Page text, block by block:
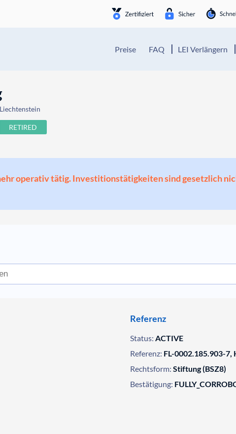
Preise FAQ LEI Verlängern
RETIRED
operativ tätig. Investitionstätigkeiten sind gesetzlich
Referenz
Status: ACTIVE
Referenz: FL-0002.185.903-7,
Rechtsform: Stiftung (BSZ8)
Bestätigung: